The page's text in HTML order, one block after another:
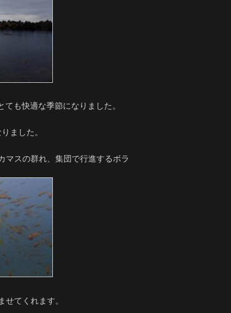
快適な季節になりました。
ました。
マスの群れ、集団で行進するボラ
せてくれます。